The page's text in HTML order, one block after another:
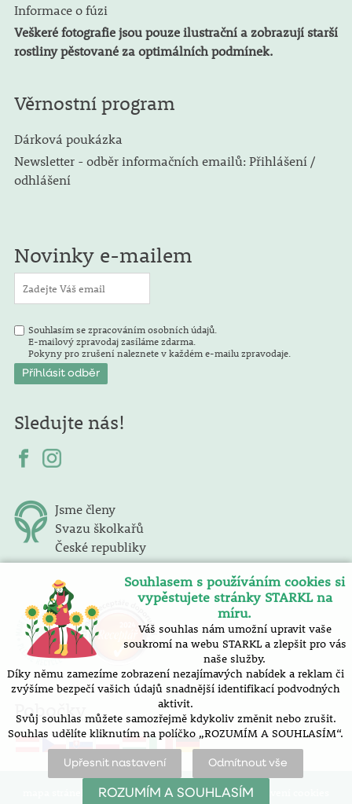
Informace o fúzi
Veškeré fotografie jsou pouze ilustrační a zobrazují starší
rostliny pěstované za optimálních podmínek.
Věrnostní program
Dárková poukázka
Newsletter - odběr informačních emailů: Přihlášení /
odhlášení
Novinky e-mailem
Souhlasím se zpracováním osobních údajů.
E-mailový zpravodaj zasíláme zdarma.
Pokyny pro zrušení naleznete v každém e-mailu zpravodaje.
Sledujte nás!
Jsme členy
Svazu školkařů
České republiky
Pobočky
prohlášení o přístupnosti |
nastavení cookies
Souhlasem s používáním cookies si
vypěstujete stránky STARKL na
míru.
Váš souhlas nám umožní upravit vaše
soukromí na webu STARKL a zlepšit pro vás
naše služby.
Díky němu zamezíme zobrazení nezajímavých nabídek a reklam či
zvýšíme bezpečí vašich údajů snadnější identifikací podvodných
aktivit.
Svůj souhlas můžete samozřejmě kdykoliv změnit nebo zrušit.
Souhlas udělíte kliknutím na políčko „ROZUMÍM A SOUHLASÍM“.
Upřesnit nastavení Odmítnout vše
ROZUMÍM A SOUHLASÍM